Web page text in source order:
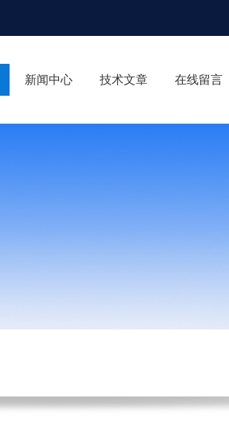
新闻中心 技术文章 在线留言